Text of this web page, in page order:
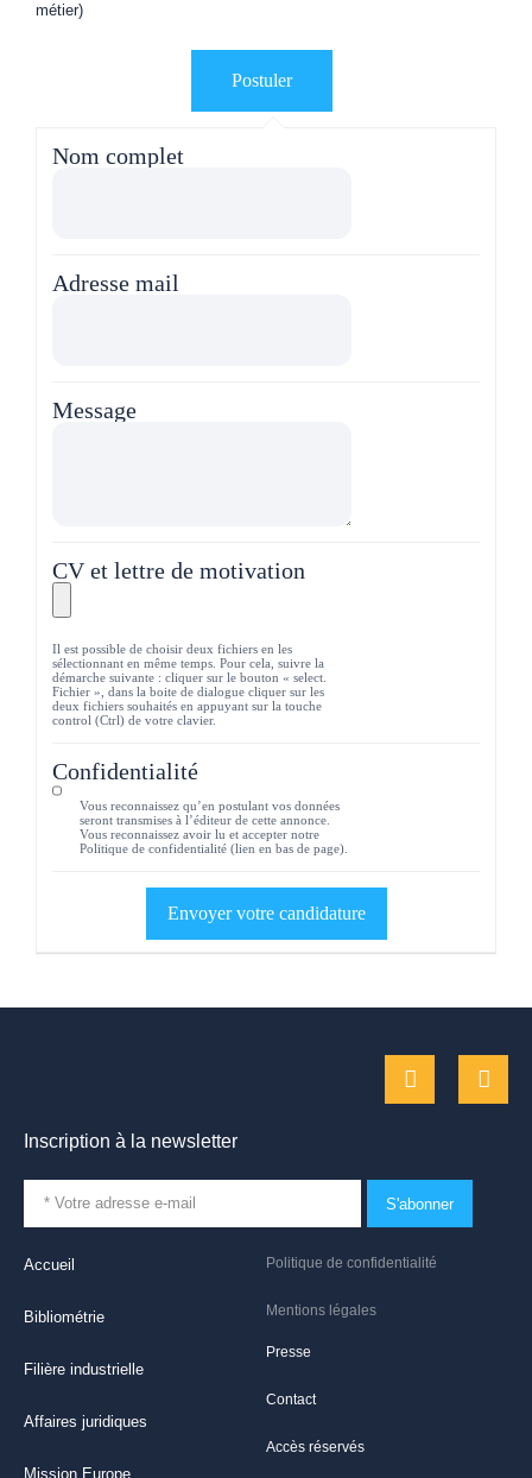
métier)
Nom complet
Adresse mail
Message
CV et lettre de motivation
Il est possible de choisir deux fichiers en les
sélectionnant en même temps. Pour cela, suivre la
démarche suivante : cliquer sur le bouton « select.
Fichier », dans la boite de dialogue cliquer sur les
deux fichiers souhaités en appuyant sur la touche
control (Ctrl) de votre clavier.
Confidentialité
Vous reconnaissez qu’en postulant vos données
seront transmises à l’éditeur de cette annonce.
Vous reconnaissez avoir lu et accepter notre
Politique de confidentialité (lien en bas de page).
Politique de confidentialité
Mentions légales
Presse
Contact
Accès réservés
Accueil
Bibliométrie
Filière industrielle
Affaires juridiques
Mission Europe
Inscription à la newsletter
S'abonner